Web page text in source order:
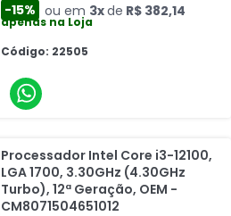
-15% ou em 3xde R$ 382,14
apenas na Loja
Código: 22505
Processador Intel Core i3-12100,
LGA 1700, 3.30GHz (4.30GHz
Turbo), 12ª Geração, OEM -
CM8071504651012